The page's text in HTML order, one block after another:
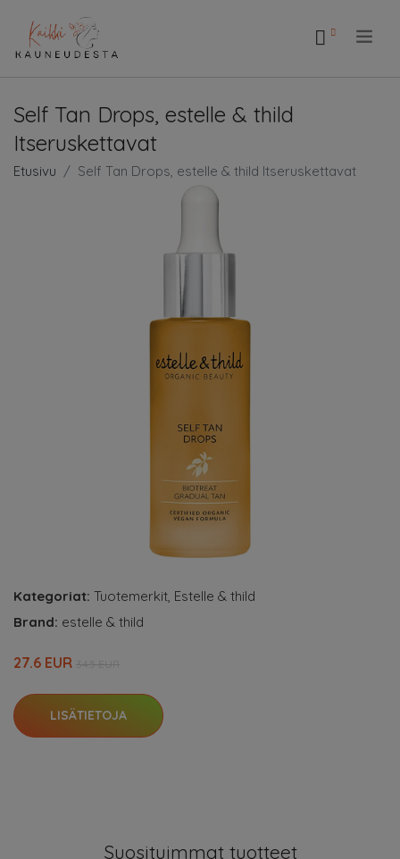
Self Tan Drops, estelle & thild
Itseruskettavat
Etusivu Self Tan Drops, estelle & thild Itseruskettavat
Kategoriat: Tuotemerkit, Estelle & thild
Brand: estelle & thild
27.6 EUR
LISÄTIETOJA
Suosituimmat tuotteet